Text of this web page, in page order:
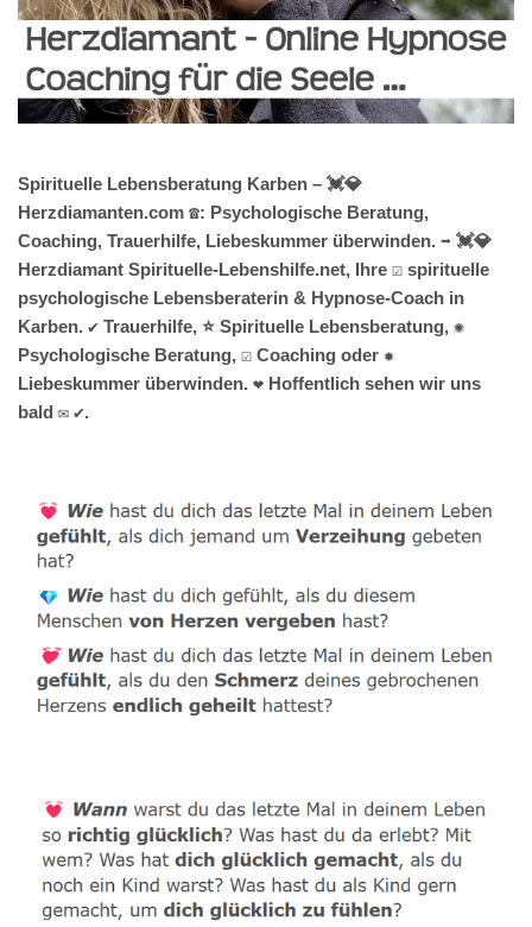
Spirituelle Lebensberatung Karben – 💓️💎
Herzdiamanten.com ☎️: Psychologische Beratung,
Coaching, Trauerhilfe, Liebeskummer überwinden. ➡️ 💓️💎
Herzdiamant Spirituelle-Lebenshilfe.net, Ihre ☑️ spirituelle
psychologische Lebensberaterin & Hypnose-Coach in
Karben. ✔️ Trauerhilfe, ⭐ Spirituelle Lebensberatung, ✺
Psychologische Beratung, ☑️ Coaching oder ✹
Liebeskummer überwinden. ❤ Hoffentlich sehen wir uns
bald ✉ ✔.